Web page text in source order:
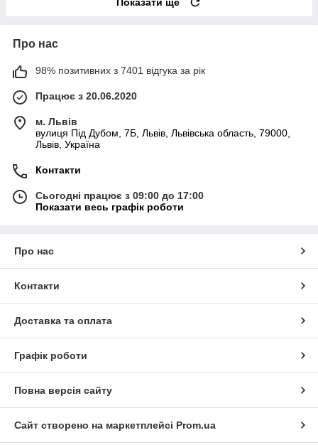
Показати ще
Про нас
98% позитивних з 7401 відгука за рік
Працює з 20.06.2020
м. Львів
вулиця Під Дубом, 7Б, Львів, Львівська область, 79000,
Львів, Україна
Контакти
Сьогодні працює з 09:00 до 17:00
Показати весь графік роботи
Про нас
Контакти
Доставка та оплата
Графік роботи
Повна версія сайту
Сайт створено на маркетплейсі Prom.ua